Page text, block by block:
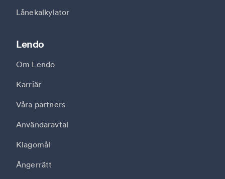
Lånekalkylator
Lendo
Om Lendo
Karriär
Våra partners
Användaravtal
Klagomål
Ångerrätt